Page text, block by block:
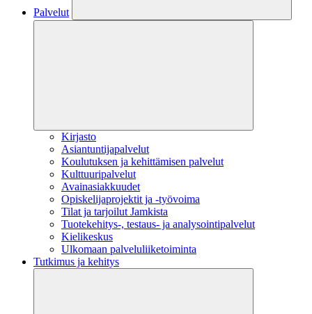
Palvelut
Kirjasto
Asiantuntijapalvelut
Koulutuksen ja kehittämisen palvelut
Kulttuuripalvelut
Avainasiakkuudet
Opiskelijaprojektit​ ja -työvoima
Tilat ja tarjoilut Jamkista
Tuotekehitys-, testaus- ja analysointipalvelut
Kielikeskus
Ulkomaan palveluliiketoiminta
Tutkimus ja kehitys